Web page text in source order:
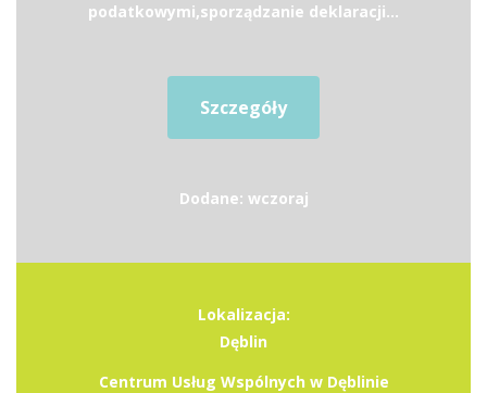
podatkowymi,sporządzanie deklaracji...
Szczegóły
Dodane: wczoraj
Lokalizacja:
Dęblin
Centrum Usług Wspólnych w Dęblinie